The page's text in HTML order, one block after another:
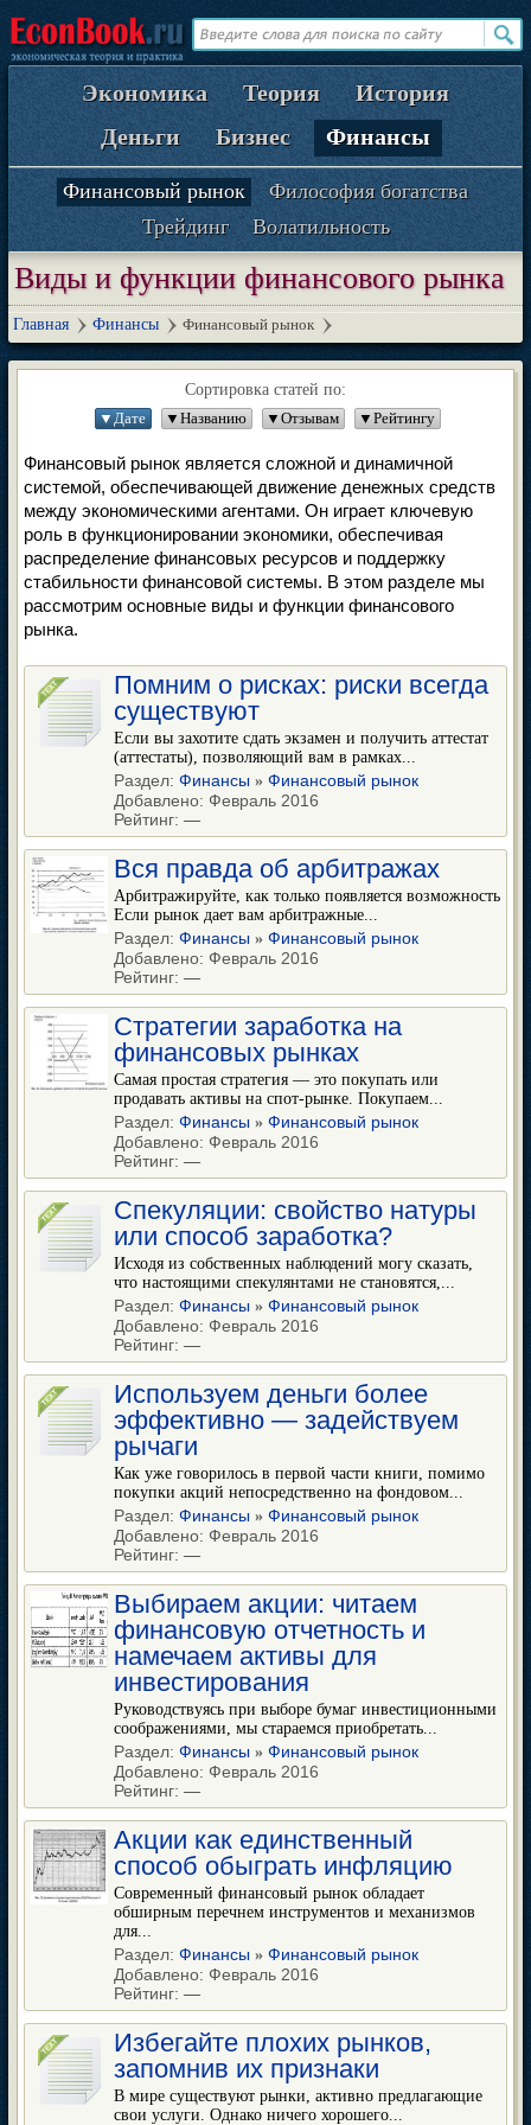
Экономика Теория
История
Деньги
Бизнес Финансы
Финансовый рынок
Философия богатства
Трейдинг
Волатильность
Виды и функции финансового рынка
Главная Финансы Финансовый рынок
Сортировка статей по:
▼Дате
▼Названию ▼Отзывам ▼Рейтингу
Финансовый рынок является сложной и динамичной
системой, обеспечивающей движение денежных средств
между экономическими агентами. Он играет ключевую
роль в функционировании экономики, обеспечивая
распределение финансовых ресурсов и поддержку
стабильности финансовой системы. В этом разделе мы
рассмотрим основные виды и функции финансового
рынка.
Помним о рисках: риски всегда
существуют
Если вы захотите сдать экзамен и получить аттестат
(аттестаты), позволяющий вам в рамках...
Раздел: Финансы » Финансовый рынок
Добавлено: Февраль 2016
Рейтинг: —
Вся правда об арбитражах
Арбитражируйте, как только появляется возможность
Если рынок дает вам арбитражные...
Раздел: Финансы » Финансовый рынок
Добавлено: Февраль 2016
Рейтинг: —
Стратегии заработка на
финансовых рынках
Самая простая стратегия — это покупать или
продавать активы на спот-рынке. Покупаем...
Раздел: Финансы » Финансовый рынок
Добавлено: Февраль 2016
Рейтинг: —
Спекуляции: свойство натуры
или способ заработка?
Исходя из собственных наблюдений могу сказать,
что настоящими спекулянтами не становятся,...
Раздел: Финансы » Финансовый рынок
Добавлено: Февраль 2016
Рейтинг: —
Используем деньги более
эффективно — задействуем
рычаги
Как уже говорилось в первой части книги, помимо
покупки акций непосредственно на фондовом...
Раздел: Финансы » Финансовый рынок
Добавлено: Февраль 2016
Рейтинг: —
Выбираем акции: читаем
финансовую отчетность и
намечаем активы для
инвестирования
Руководствуясь при выборе бумаг инвестиционными
соображениями, мы стараемся приобретать...
Раздел: Финансы » Финансовый рынок
Добавлено: Февраль 2016
Рейтинг: —
Акции как единственный
способ обыграть инфляцию
Современный финансовый рынок обладает
обширным перечнем инструментов и механизмов
для...
Раздел: Финансы » Финансовый рынок
Добавлено: Февраль 2016
Рейтинг: —
Избегайте плохих рынков,
запомнив их признаки
В мире существуют рынки, активно предлагающие
свои услуги. Однако ничего хорошего...